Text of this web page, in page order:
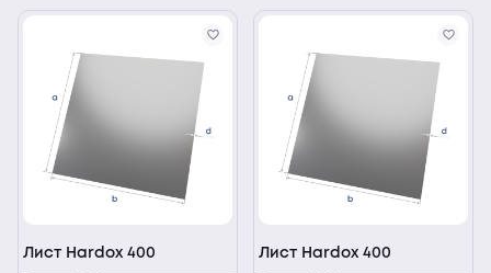
Лист Hardox 400 Лист Hardox 400